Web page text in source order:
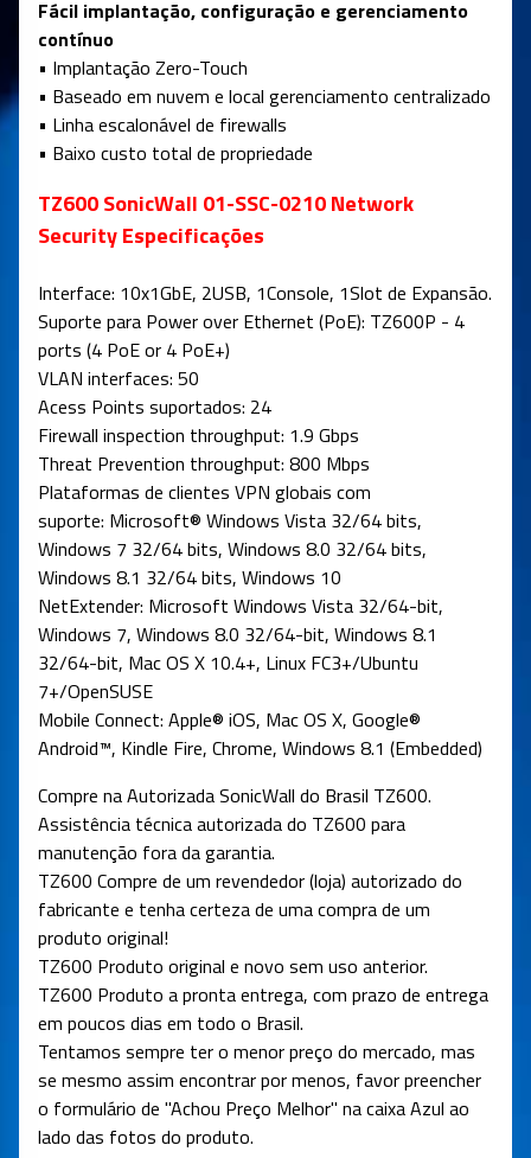
Fácil implantação, configuração e gerenciamento
contínuo
• Implantação Zero-Touch
• Baseado em nuvem e local gerenciamento centralizado
• Linha escalonável de firewalls
• Baixo custo total de propriedade
TZ600 SonicWall 01-SSC-0210 Network
Security Especificações
Interface: 10x1GbE, 2USB, 1Console, 1Slot de Expansão.
Suporte para Power over Ethernet (PoE): TZ600P - 4
ports (4 PoE or 4 PoE+)
VLAN interfaces: 50
Acess Points suportados: 24
Firewall inspection throughput: 1.9 Gbps
Threat Prevention throughput: 800 Mbps
Plataformas de clientes VPN globais com
suporte: Microsoft® Windows Vista 32/64 bits,
Windows 7 32/64 bits, Windows 8.0 32/64 bits,
Windows 8.1 32/64 bits, Windows 10
NetExtender: Microsoft Windows Vista 32/64-bit,
Windows 7, Windows 8.0 32/64-bit, Windows 8.1
32/64-bit, Mac OS X 10.4+, Linux FC3+/Ubuntu
7+/OpenSUSE
Mobile Connect: Apple® iOS, Mac OS X, Google®
Android™, Kindle Fire, Chrome, Windows 8.1 (Embedded)
Compre na Autorizada SonicWall do Brasil TZ600.
Assistência técnica autorizada do TZ600 para
manutenção fora da garantia.
TZ600 Compre de um revendedor (loja) autorizado do
fabricante e tenha certeza de uma compra de um
produto original!
TZ600 Produto original e novo sem uso anterior.
TZ600 Produto a pronta entrega, com prazo de entrega
em poucos dias em todo o Brasil.
Tentamos sempre ter o menor preço do mercado, mas
se mesmo assim encontrar por menos, favor preencher
o formulário de "Achou Preço Melhor" na caixa Azul ao
lado das fotos do produto.